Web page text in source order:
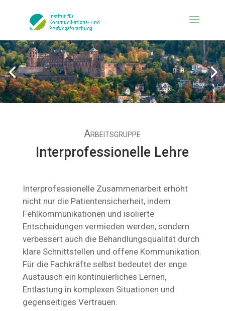
Arbeitsgruppe
Interprofessionelle Lehre
Interprofessionelle Zusammenarbeit erhöht
nicht nur die Patientensicherheit, indem
Fehlkommunikationen und isolierte
Entscheidungen vermieden werden, sondern
verbessert auch die Behandlungsqualität durch
klare Schnittstellen und offene Kommunikation.
Für die Fachkräfte selbst bedeutet der enge
Austausch ein kontinuierliches Lernen,
Entlastung in komplexen Situationen und
gegenseitiges Vertrauen.